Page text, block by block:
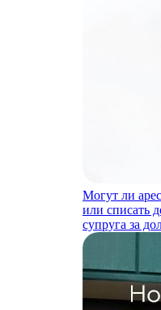
Могут ли
или списать
супруга за